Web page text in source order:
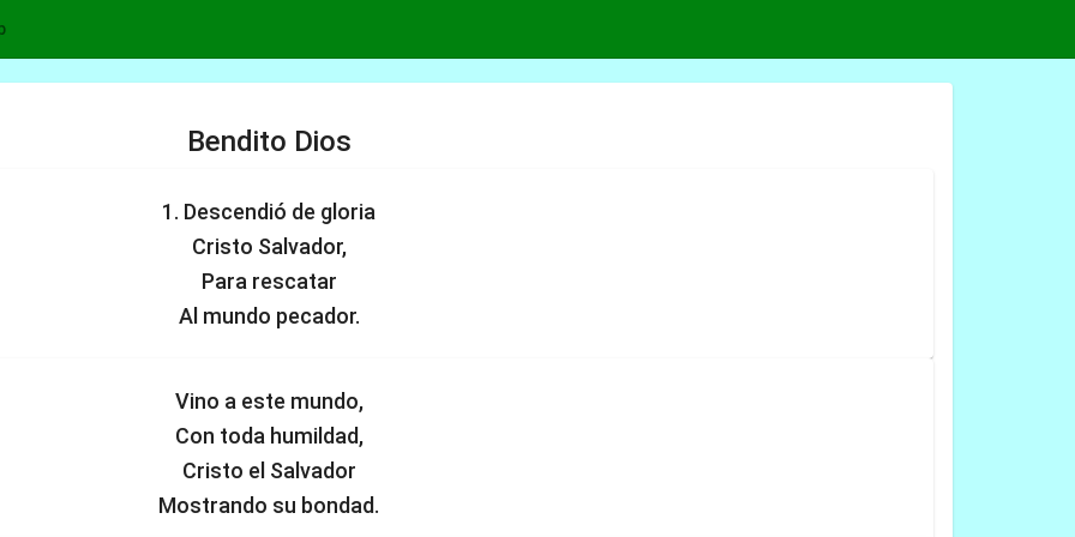
Bendito Dios
1. Descendió de gloria
Cristo Salvador,
Para rescatar
Al mundo pecador.
Vino a este mundo,
Con toda humildad,
Cristo el Salvador
Mostrando su bondad.